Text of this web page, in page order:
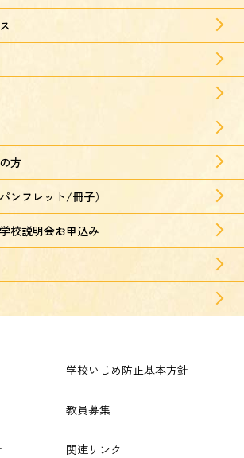
方
ンフレット/冊子）
校説明会お申込み
学校いじめ防止基本方針
教員募集
関連リンク